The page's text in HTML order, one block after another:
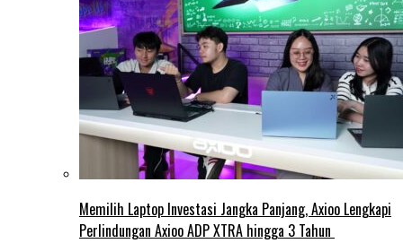
Memilih Laptop Investasi Jangka Panjang, Axioo Lengkapi
Perlindungan Axioo ADP XTRA hingga 3 Tahun